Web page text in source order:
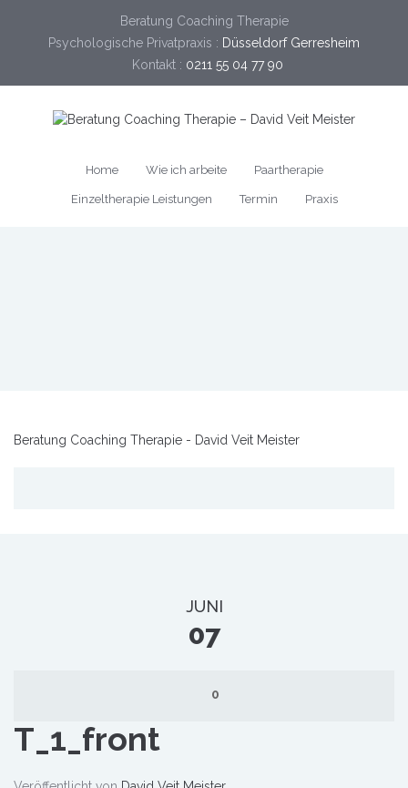
Beratung Coaching Therapie
Psychologische Privatpraxis : Düsseldorf Gerresheim
Kontakt : 0211 55 04 77 90
Home Wie ich arbeite Paartherapie
Einzeltherapie Leistungen Termin Praxis
Beratung Coaching Therapie - David Veit Meister
JUNI
07
0
T_1_front